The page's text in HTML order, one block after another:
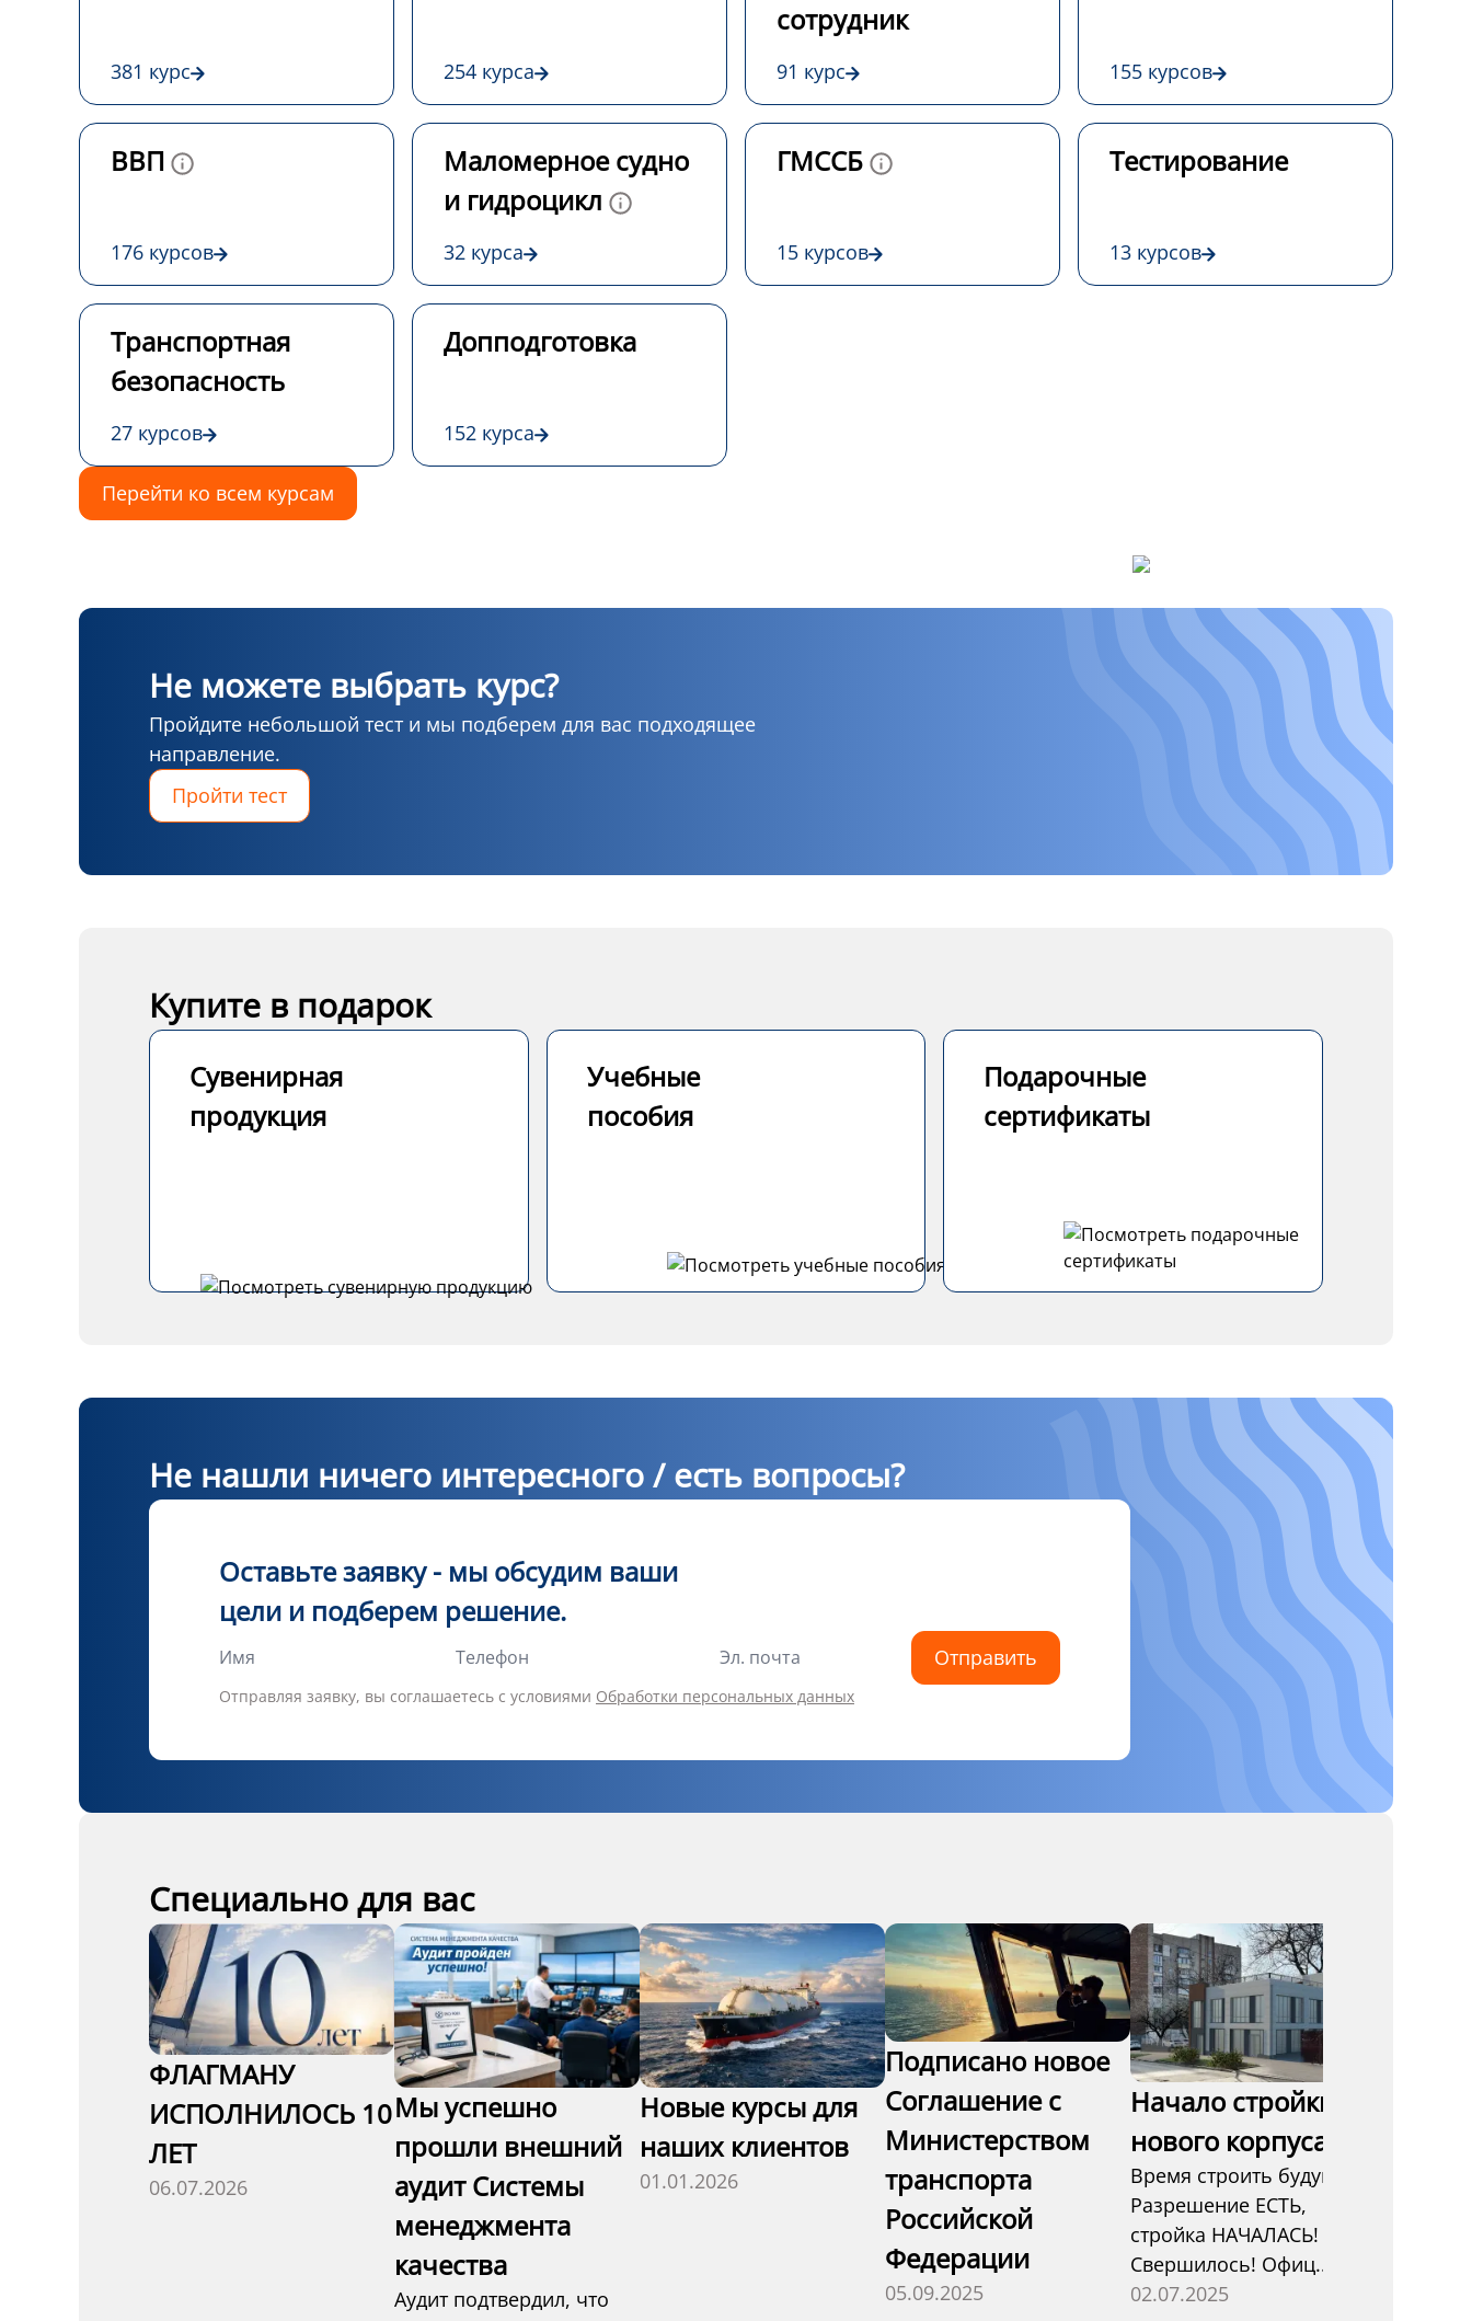
381 курс 254 курса
сотрудник
91 курс 155 курсов
ВВП
176 курсов
Маломерное судно
и гидроцикл
32 курса
ГМССБ
15 курсов
Тестирование
13 курсов
Транспортная
безопасность
27 курсов
Допподготовка
152 курса
Перейти ко всем курсам
Не можете выбрать курс?
Пройдите небольшой тест и мы подберем для вас подходящее
направление.
Пройти тест
Купите в подарок
Сувенирная
продукция
Учебные
пособия
Подарочные
сертификаты
Не нашли ничего интересного / есть вопросы?
Оставьте заявку - мы обсудим ваши
цели и подберем решение.
Отправить
Отправляя заявку, вы соглашаетесь с условиями Обработки персональных данных
Специально для вас
ФЛАГМАНУ
ИСПОЛНИЛОСЬ 10
ЛЕТ
06.07.2026
Мы успешно
прошли внешний
аудит Системы
менеджмента
качества
Аудит подтвердил, что
Новые курсы для
наших клиентов
01.01.2026
Подписано новое
Соглашение с
Министерством
транспорта
Российской
Федерации
05.09.2025
Начало стройки
нового корпуса
Время строить будущее!
Разрешение ЕСТЬ,
стройка НАЧАЛАСЬ! 🔥
Свершилось! Офиц...
02.07.2025